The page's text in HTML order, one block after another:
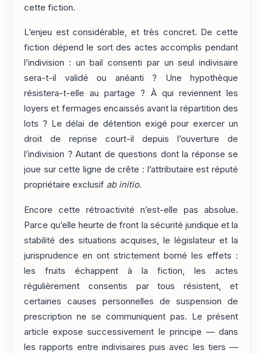
cette fiction.
L’enjeu est considérable, et très concret. De cette
fiction dépend le sort des actes accomplis pendant
l’indivision : un bail consenti par un seul indivisaire
sera-t-il validé ou anéanti ? Une hypothèque
résistera-t-elle au partage ? À qui reviennent les
loyers et fermages encaissés avant la répartition des
lots ? Le délai de détention exigé pour exercer un
droit de reprise court-il depuis l’ouverture de
l’indivision ? Autant de questions dont la réponse se
joue sur cette ligne de crête : l’attributaire est réputé
propriétaire exclusif ab initio.
Encore cette rétroactivité n’est-elle pas absolue.
Parce qu’elle heurte de front la sécurité juridique et la
stabilité des situations acquises, le législateur et la
jurisprudence en ont strictement borné les effets :
les fruits échappent à la fiction, les actes
régulièrement consentis par tous résistent, et
certaines causes personnelles de suspension de
prescription ne se communiquent pas. Le présent
article expose successivement le principe — dans
les rapports entre indivisaires puis avec les tiers —